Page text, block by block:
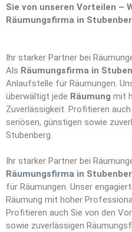
Sie von unseren Vorteilen –
Räumungsfirma in
Ihr starker Partner bei
Als Räumungsfirma in
Anlaufstelle für Räumungen.
überwältigt jede Räumung mit
Zuverlässigkeit. Profitieren
seriösen, günstigen sowie
Stubenberg.
Ihr starker Partner bei
Räumungsfirma in
für Räumungen. Unser
Räumung mit hoher
Profitieren auch Sie von den
sowie zuverlässigen